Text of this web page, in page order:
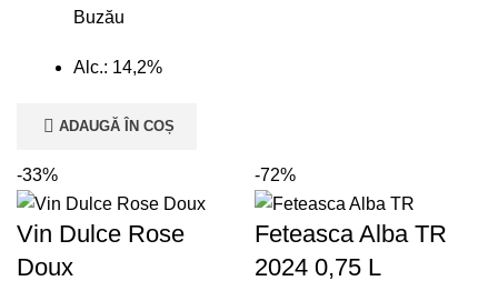
Buzău
Alc.: 14,2%
ADAUGĂ ÎN COȘ
-33%
Vin Dulce Rose
Doux
-72%
Feteasca Alba TR
2024 0,75 L